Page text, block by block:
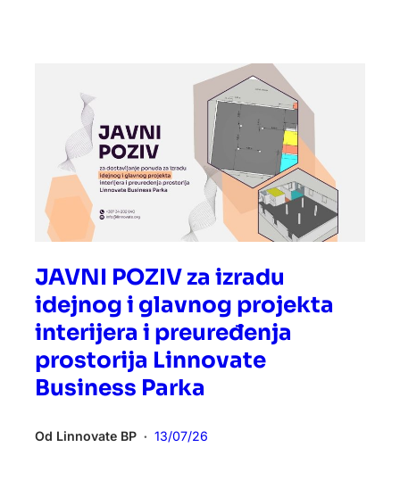
JAVNI POZIV za izradu
idejnog i glavnog projekta
interijera i preuređenja
prostorija Linnovate
Business Parka
Od Linnovate BP • 13/07/26